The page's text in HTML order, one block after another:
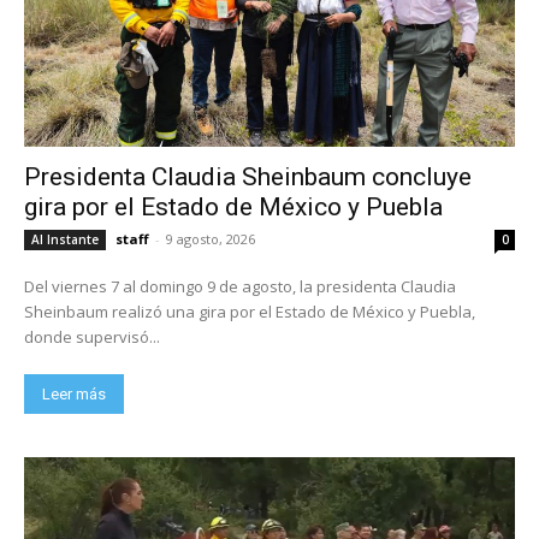
Presidenta Claudia Sheinbaum concluye
gira por el Estado de México y Puebla
Al Instante staff - 9 agosto, 2026 0
Del viernes 7 al domingo 9 de agosto, la presidenta Claudia
Sheinbaum realizó una gira por el Estado de México y Puebla,
donde supervisó...
Leer más